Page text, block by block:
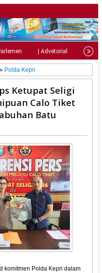
| Advetorial |
» Polda Kepri
Ketupat Seligi
Calo Tiket
Batu
komitmen Polda Kepri dalam